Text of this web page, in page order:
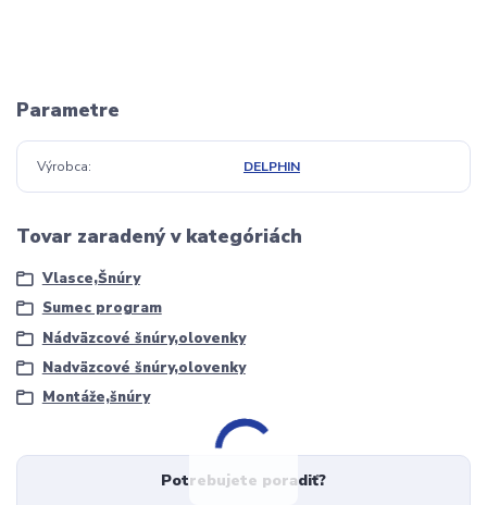
Parametre
Výrobca DELPHIN
Tovar zaradený v kategóriách
Vlasce,Šnúry
Sumec program
Nádväzcové šnúry,olovenky
Nadväzcové šnúry,olovenky
Montáže,šnúry
Potrebujete poradiť?